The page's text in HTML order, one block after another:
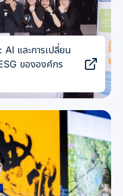
และการเปลี่ยน
ขององค์กร